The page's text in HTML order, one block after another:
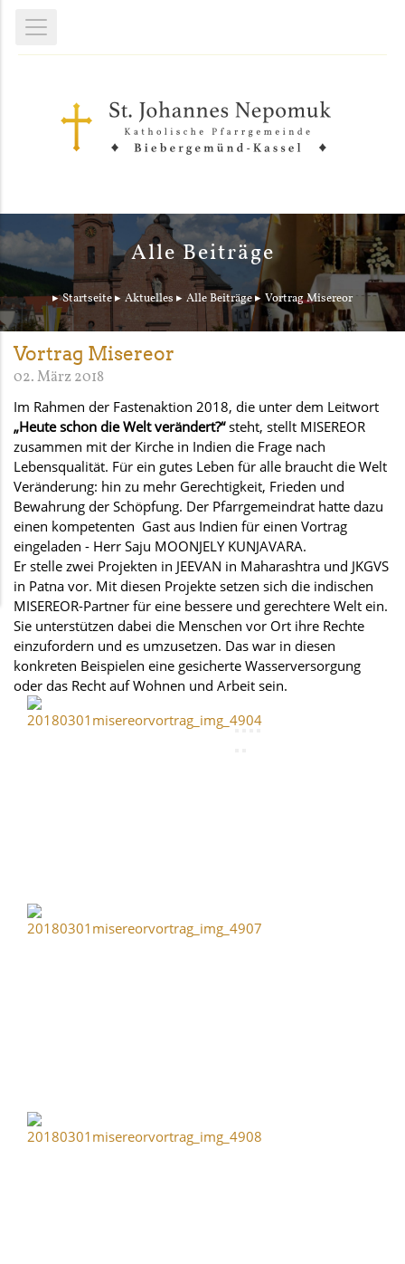
Alle Beiträge
Startseite Aktuelles Alle Beiträge Vortrag Misereor
Vortrag Misereor
02. März 2018
Im Rahmen der Fastenaktion 2018, die unter dem Leitwort
„Heute schon die Welt verändert?“steht, stellt MISEREOR
zusammen mit der Kirche in Indien die Frage nach
Lebensqualität. Für ein gutes Leben für alle braucht die Welt
Veränderung: hin zu mehr Gerechtigkeit, Frieden und
Bewahrung der Schöpfung. Der Pfarrgemeindrat hatte dazu
einen kompetenten Gast aus Indien für einen Vortrag
eingeladen - Herr Saju MOONJELY KUNJAVARA.
Er stelle zwei Projekten in JEEVAN in Maharashtra und JKGVS
in Patna vor. Mit diesen Projekte setzen sich die indischen
MISEREOR-Partner für eine bessere und gerechtere Welt ein.
Sie unterstützen dabei die Menschen vor Ort ihre Rechte
einzufordern und es umzusetzen. Das war in diesen
konkreten Beispielen eine gesicherte Wasserversorgung
oder das Recht auf Wohnen und Arbeit sein.